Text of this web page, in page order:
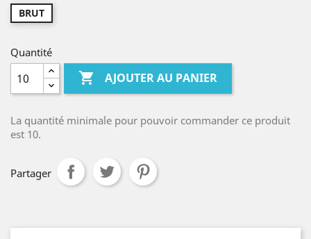
BRUT
Quantité
 AJOUTER AU PANIER
La quantité minimale pour pouvoir commander ce produit
est 10.
Partager